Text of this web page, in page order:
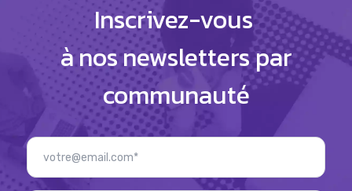
Inscrivez-vous
à nos newsletters par
communauté